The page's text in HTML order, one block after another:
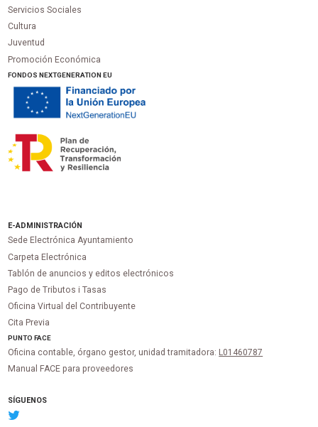
Servicios Sociales
Cultura
Juventud
Promoción Económica
FONDOS NEXTGENERATION EU
E-ADMINISTRACIÓN
Sede Electrónica Ayuntamiento
Carpeta Electrónica
Tablón de anuncios y editos electrónicos
Pago de Tributos i Tasas
Oficina Virtual del Contribuyente
Cita Previa
PUNTOFACE
Oficina contable, órgano gestor, unidad tramitadora: L01460787
Manual FACE para proveedores
SÍGUENOS